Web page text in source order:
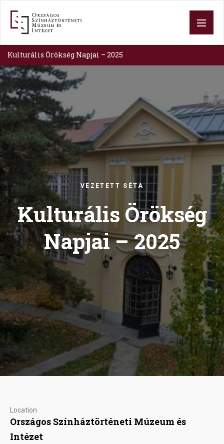
content
Kulturális Örökség Napjai – 2025
Image
VEZETETT SÉTA
Kulturális Örökség
Napjai – 2025
Location
Országos Színháztörténeti Múzeum és
Intézet